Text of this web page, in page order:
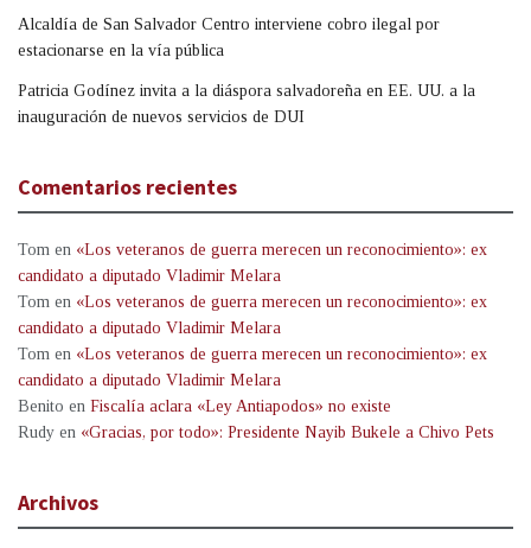
Alcaldía de San Salvador Centro interviene cobro ilegal por
estacionarse en la vía pública
Patricia Godínez invita a la diáspora salvadoreña en EE. UU. a la
inauguración de nuevos servicios de DUI
Comentarios recientes
Tom en «Los veteranos de guerra merecen un reconocimiento»: ex
candidato a diputado Vladimir Melara
Tom en «Los veteranos de guerra merecen un reconocimiento»: ex
candidato a diputado Vladimir Melara
Tom en «Los veteranos de guerra merecen un reconocimiento»: ex
candidato a diputado Vladimir Melara
Benito en Fiscalía aclara «Ley Antiapodos» no existe
Rudy en «Gracias, por todo»: Presidente Nayib Bukele a Chivo Pets
Archivos